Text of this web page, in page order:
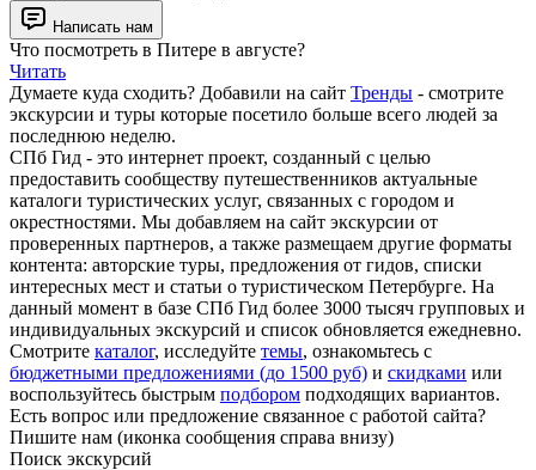
Написать нам
Что посмотреть в Питере в августе?
Читать
Думаете куда сходить? Добавили на сайт Тренды - смотрите
экскурсии и туры которые посетило больше всего людей за
последнюю неделю.
СПб Гид - это интернет проект, созданный с целью
предоставить сообществу путешественников актуальные
каталоги туристических услуг, связанных с городом и
окрестностями. Мы добавляем на сайт экскурсии от
проверенных партнеров, а также размещаем другие форматы
контента: авторские туры, предложения от гидов, списки
интересных мест и статьи о туристическом Петербурге. На
данный момент в базе СПб Гид более 3000 тысяч групповых и
индивидуальных экскурсий и список обновляется ежедневно.
Смотрите каталог, исследуйте темы, ознакомьтесь с
бюджетными предложениями (до 1500 руб) и скидками или
воспользуйтесь быстрым подбором подходящих вариантов.
Есть вопрос или предложение связанное с работой сайта?
Пишите нам (иконка сообщения справа внизу)
Поиск экскурсий